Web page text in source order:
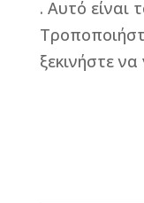
. Αυτό είναι
ξεκινήστε